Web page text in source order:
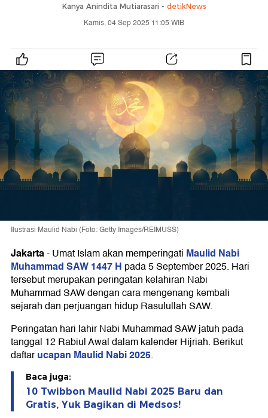
Kanya Anindita Mutiarasari - detikNews
Kamis, 04 Sep 2025 11:05 WIB
Ilustrasi Maulid Nabi (Foto: Getty Images/REIMUSS)
Jakarta-Umat Islam akan memperingati Maulid Nabi
Muhammad SAW 1447 H pada 5 September 2025. Hari
tersebut merupakan peringatan kelahiran Nabi
Muhammad SAW dengan cara mengenang kembali
sejarah dan perjuangan hidup Rasulullah SAW.
Peringatan hari lahir Nabi Muhammad SAW jatuh pada
tanggal 12 Rabiul Awal dalam kalender Hijriah. Berikut
daftarucapan Maulid Nabi 2025.
Baca juga:
10 Twibbon Maulid Nabi 2025 Baru dan
Gratis, Yuk Bagikan di Medsos!